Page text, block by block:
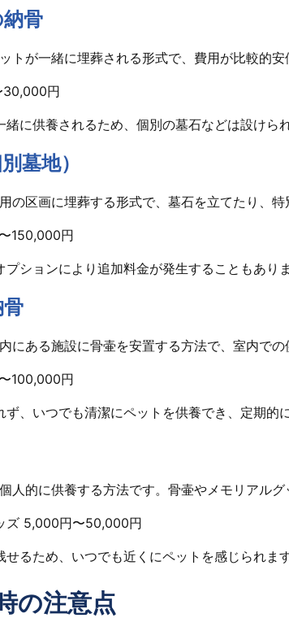
骨
トが一緒に埋葬される形式で、費用が比較的安
円
緒に供養されるため、個別の墓石などは設け
墓地）
の区画に埋葬する形式で、墓石を立てたり、特
150,000円
プションにより追加料金が発生することもあり
にある施設に骨壷を安置する方法で、室内での
100,000円
ず、いつでも清潔にペットを供養でき、定期的
人的に供養する方法です。骨壷やメモリアルグ
ズ 5,000円〜50,000円
せるため、いつでも近くにペットを感じられ
の注意点